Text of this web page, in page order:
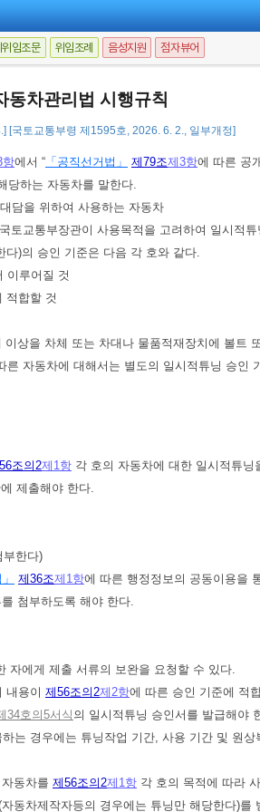
임조문 위임조례 음성지원 점자뷰어
동차관리법 시행규칙
[국토교통부령 제1595호, 2026. 6. 2., 일부개정]
승인서에 연장 기간을 기재하여 기간 연장을
항에서 “ 「공직선거법」 제79조제3항에 따른 공
당하는 자동차를 말한다.
담을 위하여 사용하는 자동차
교통부장관이 사용목적을 고려하여 일시적
다)의 승인 기준은 다음 각 호와 같다.
이루어질 것
적합할 것
상을 차체 또는 차대나 물품적재장치에 볼트
자동차에 대해서는 별도의 일시적튜닝 승인
조의2제1항 각 호의 자동차에 대한 일시적튜닝
제출해야 한다.
부한다)
제36조제1항에 따른 행정정보의 공동이용을
첨부하도록 해야 한다.
자에게 제출 서류의 보완을 요청할 수 있다.
내용이 제56조의2제2항에 따른 승인 기준에 적
34호의5서식 의 일시적튜닝 승인서를 발급해야
는 경우에는 튜닝작업 기간, 사용 기간 및 원
동차를 제56조의2제1항 각 호의 목적에 따라
동차제작자등의 경우에는 튜닝만 해당한다)를